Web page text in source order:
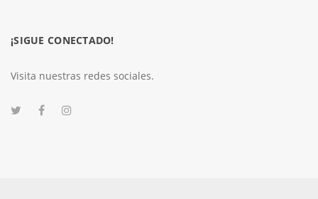
¡SIGUE CONECTADO!
Visita nuestras redes sociales.